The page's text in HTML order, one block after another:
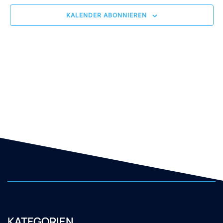
KALENDER ABONNIEREN